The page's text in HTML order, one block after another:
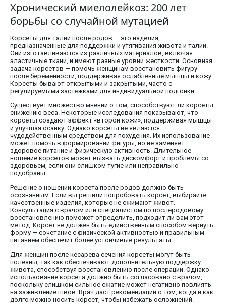
Хронический миелолейкоз: 200 лет
борьбы со случайной мутацией
Корсеты для талии после родов — это изделия,
предназначенные для поддержки и утягивания живота и талии.
Они изготавливаются из различных материалов, включая
эластичные ткани, и имеют разные уровни жесткости. Основная
задача корсетов — помочь женщинам восстановить фигуру
после беременности, поддерживая ослабленные мышцы и кожу.
Корсеты бывают открытыми и закрытыми, часто с
регулируемыми застежками для индивидуальной подгонки.
Существует множество мнений о том, способствуют ли корсеты
снижению веса. Некоторые исследования показывают, что
корсеты создают эффект «второй кожи», поддерживая мышцы
и улучшая осанку. Однако корсеты не являются
чудодейственным средством для похудения. Их использование
может помочь в формировании фигуры, но не заменяет
здоровое питание и физическую активность. Длительное
ношение корсетов может вызвать дискомфорт и проблемы со
здоровьем, если они слишком тугие или неправильно
подобраны.
Решение о ношении корсета после родов должно быть
осознанным. Если вы решили попробовать корсет, выбирайте
качественные изделия, которые не сжимают живот.
Консультация с врачом или специалистом по послеродовому
восстановлению поможет определить, подходит ли вам этот
метод. Корсет не должен быть единственным способом вернуть
форму — сочетание с физической активностью и правильным
питанием обеспечит более устойчивые результаты.
Для женщин после кесарева сечения корсеты могут быть
полезны, так как обеспечивают дополнительную поддержку
живота, способствуя восстановлению после операции. Однако
использование корсета должно быть согласовано с врачом,
поскольку слишком сильное сжатие может негативно повлиять
на заживление швов. Врач даст рекомендации о том, когда и как
долго можно носить корсет, чтобы избежать осложнений.